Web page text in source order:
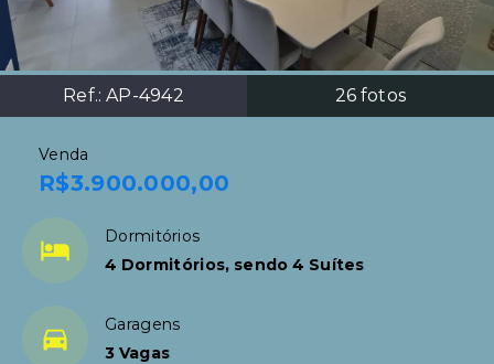
Ref.: AP-4942 26 fotos
Venda
R$3.900.000,00
Dormitórios
4 Dormitórios, sendo 4 Suítes
Garagens
3 Vagas